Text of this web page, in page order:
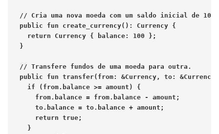
// Cria uma nova moeda com um saldo inicial de 100.
public fun create_currency(): Currency {
   return Currency { balance: 100 };
}
// Transfere fundos de uma moeda para outra.
public fun transfer(from: &Currency, to:
   if (from.balance >= amount) {
     from.balance = from.balance - amount;
     to.balance = to.balance + amount;
     return true;
   }